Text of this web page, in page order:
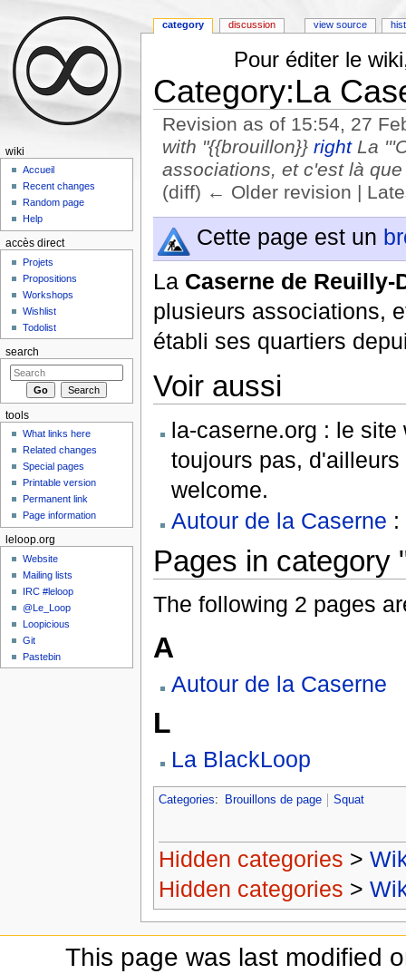
Pour éditer le
Category:La
Revision as of 15:54, 27
with "{{brouillon}}rightLa
associations, et c'est là
(diff) ← Older revision |
Cette page est un
La Caserne de Reuilly-
plusieurs associations,
établi ses quartiers
Voir aussi
la-caserne.org : le
toujours pas,
welcome.
Autour de la Caserne :
Pages in category
The following 2 pages
A
Autour de la Caserne
L
La BlackLoop
Categories: Brouillons de page Squat
Hidden categories >
Hidden categories >
category discussion view source
wiki
Accueil
Recent changes
Random page
Help
accès direct
Projets
Propositions
Workshops
Wishlist
Todolist
search
tools
What links here
Related changes
Special pages
Printable version
Permanent link
Page information
leloop.org
Website
Mailing lists
IRC #leloop
@Le_Loop
Loopicious
Git
Pastebin
This page was last modified